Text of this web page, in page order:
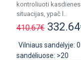
kontroliuoti kasdienes
situacijas, ypač l..
410.67€
Vilniaus sandėlyje: 0
sandėliuose: >20